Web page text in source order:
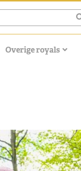
Overige royals